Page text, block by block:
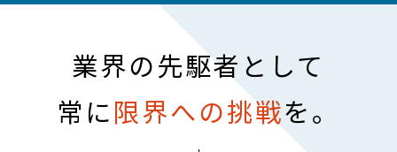
業界の先駆者として
常に 限界への挑戦を。